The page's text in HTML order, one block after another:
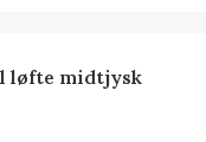
løfte midtjysk